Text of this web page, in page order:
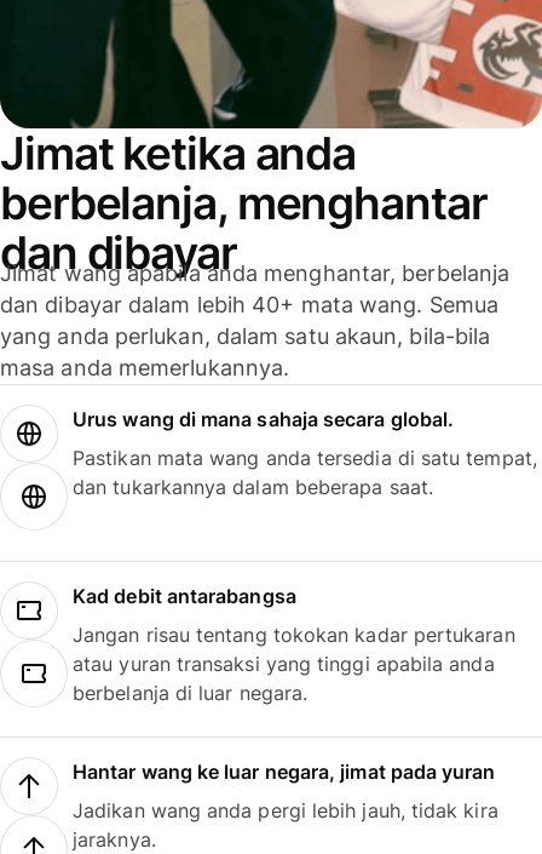
Jimat ketika anda
berbelanja, menghantar
dan dibayar
Jimat wang apabila anda menghantar, berbelanja
dan dibayar dalam lebih 40+ mata wang. Semua
yang anda perlukan, dalam satu akaun, bila-bila
masa anda memerlukannya.
Urus wang di mana sahaja secara global.
Pastikan mata wang anda tersedia di satu tempat,
dan tukarkannya dalam beberapa saat.
Kad debit antarabangsa
Jangan risau tentang tokokan kadar pertukaran
atau yuran transaksi yang tinggi apabila anda
berbelanja di luar negara.
Hantar wang ke luar negara, jimat pada yuran
Jadikan wang anda pergi lebih jauh, tidak kira
jaraknya.